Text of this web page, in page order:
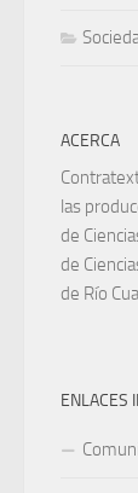
ACERCA
las
de
de
de Río
ENLACES